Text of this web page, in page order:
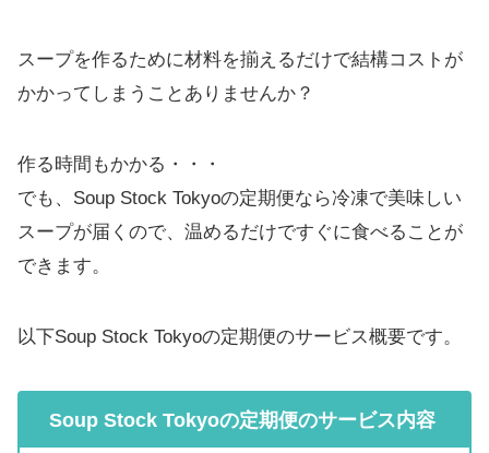
スープを作るために材料を揃えるだけで結構コストが
かかってしまうことありませんか？
作る時間もかかる・・・
でも、Soup Stock Tokyoの定期便なら冷凍で美味しい
スープが届くので、温めるだけですぐに食べることが
できます。
以下Soup Stock Tokyoの定期便のサービス概要です。
Soup Stock Tokyoの定期便のサービス内容